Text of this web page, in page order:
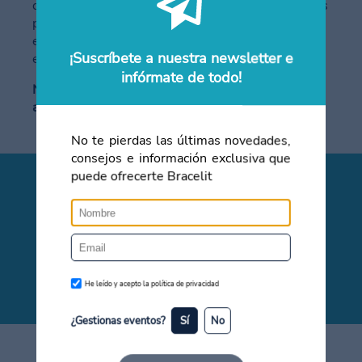
cómo hacer frente a esta nueva tendencia nosotros
podemos ayudarte. Si quieres recibir información
envía un correo a
escríbenos a través de la web bracelit.es
No olvides seguirnos en nuestras redes para estar
a la última en tendencias.
¿Quieres saber más?
Solicita más información sin compromiso
Contacta con nosotros
¡Suscríbete a nuestra newsletter e
infórmate de todo!
No te pierdas las últimas novedades,
consejos e información exclusiva que
puede ofrecerte Bracelit
He leído y acepto la política de privacidad
¿Gestionas eventos? Sí No